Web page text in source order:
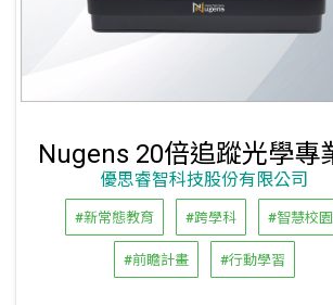
優思睿智科技股份有限公司
#新常態教育 #跨學科 #智慧校園
#前瞻計畫 #行動學習